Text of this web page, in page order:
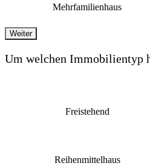
Mehrfamilienhaus
Weiter
Um welchen Immobilientyp
Freistehend
Reihenmittelhaus